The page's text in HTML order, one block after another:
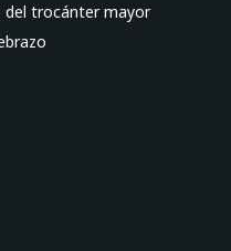
trocánter mayor